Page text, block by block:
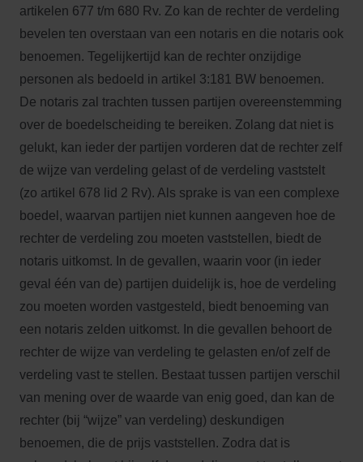
artikelen 677 t/m 680 Rv. Zo kan de rechter de verdeling
bevelen ten overstaan van een notaris en die notaris ook
benoemen. Tegelijkertijd kan de rechter onzijdige
personen als bedoeld in artikel 3:181 BW benoemen.
De notaris zal trachten tussen partijen overeenstemming
over de boedelscheiding te bereiken. Zolang dat niet is
gelukt, kan ieder der partijen vorderen dat de rechter zelf
de wijze van verdeling gelast of de verdeling vaststelt
(zo artikel 678 lid 2 Rv). Als sprake is van een complexe
boedel, waarvan partijen niet kunnen aangeven hoe de
rechter de verdeling zou moeten vaststellen, biedt de
notaris uitkomst. In de gevallen, waarin voor (in ieder
geval één van de) partijen duidelijk is, hoe de verdeling
zou moeten worden vastgesteld, biedt benoeming van
een notaris zelden uitkomst. In die gevallen behoort de
rechter de wijze van verdeling te gelasten en/of zelf de
verdeling vast te stellen. Bestaat tussen partijen verschil
van mening over de waarde van enig goed, dan kan de
rechter (bij “wijze” van verdeling) deskundigen
benoemen, die de prijs vaststellen. Zodra dat is